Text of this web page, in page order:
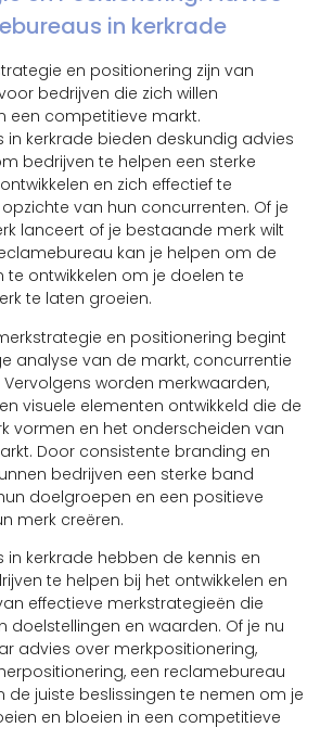
in kerkrade
en positionering zijn van
bedrijven die zich willen
een competitieve markt.
in kerkrade bieden deskundig advies
bedrijven te helpen een sterke
en zich effectief te
van hun concurrenten. Of je
lanceert of je bestaande merk wilt
kan je helpen om de
te ontwikkelen om je doelen te
te laten groeien.
en positionering begint
analyse van de markt, concurrentie
worden merkwaarden,
visuele elementen ontwikkeld die de
vormen en het onderscheiden van
Door consistente branding en
bedrijven een sterke band
doelgroepen en een positieve
merk creëren.
in kerkrade hebben de kennis en
te helpen bij het ontwikkelen en
effectieve merkstrategieën die
doelstellingen en waarden. Of je nu
advies over merkpositionering,
een reclamebureau
de juiste beslissingen te nemen om je
en bloeien in een competitieve